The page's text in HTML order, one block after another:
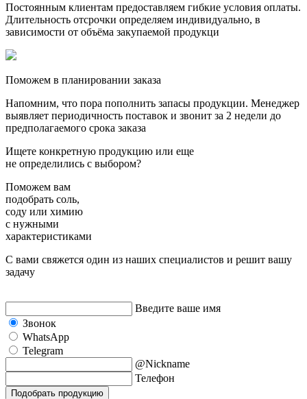
Постоянным клиентам предоставляем гибкие условия оплаты.
Длительность отсрочки определяем индивидуально, в
зависимости от объёма закупаемой продукци
Поможем в планировании заказа
Напомним, что пора пополнить запасы продукции. Менеджер
выявляет периодичность поставок и звонит за 2 недели до
предполагаемого срока заказа
Ищете конкретную продукцию или еще
не определились с выбором?
Поможем вам
подобрать соль,
соду или химию
с нужными
характеристиками
С вами свяжется один из наших специалистов и решит вашу
задачу
Введите ваше имя
Звонок
WhatsApp
Telegram
@Nickname
Телефон
Подобрать продукцию